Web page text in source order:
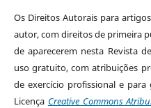
Os Direitos Autorais para
autor, com direitos de primeira
de aparecerem nesta Revista
uso gratuito, com atribuições
de exercício profissional e
Licença Creative Commons